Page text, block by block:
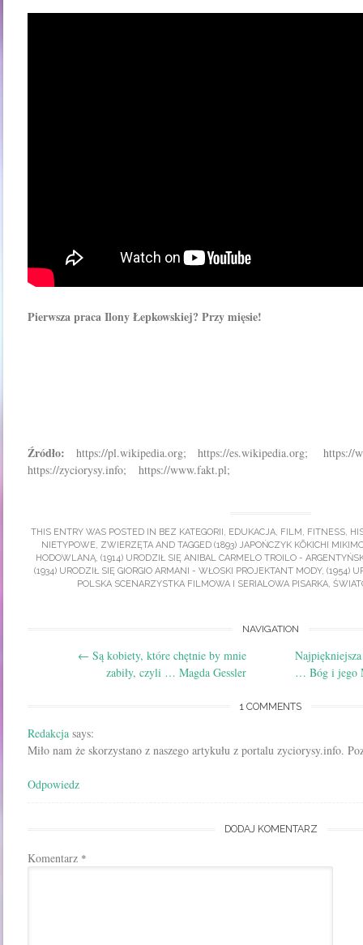
Pierwsza praca Ilony Łepkowskiej? Przy mięsie!
Źródło: https://pl.wikipedia.org; https://es.wikipedia.org; https://
https://zyciorysy.info; https://www.fakt.pl;
THIS ENTRY WAS POSTED IN BEZ KATEGORII, EDUKACJA, FILM, FITNESS,
NIETYPOWE, ZWIERZĘTA AND TAGGED (1893) JAPOŃCZYK KŌKICHI
HODOWLANĄ, (1914) URODZIŁ SIĘ ANIBAL CARMELO TROILO -
(1934) URODZIŁ SIĘ GIORGIO ARMANI - WŁOSKI PROJEKTANT MODY, (1954)
POLSKA SCENARZYSTKA FILMOWA I SERIALOWA PISARKA,
navigation
NAVIGATION
← Są kobiety, które chętnie by mnie
zabiły, czyli … Magda Gessler
… Bóg i jego
1 COMMENTS
Redakcja says:
Miło nam że skorzystano z naszego artykułu z portalu zyciorysy.info.
Odpowiedz
DODAJ KOMENTARZ
Komentarz *